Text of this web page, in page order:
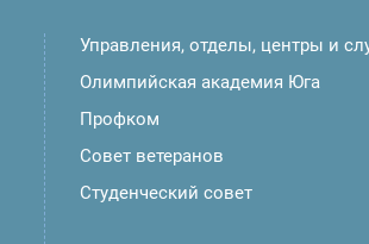
Управления, отделы, центры и
Олимпийская академия Юга
Профком
Совет ветеранов
Студенческий совет